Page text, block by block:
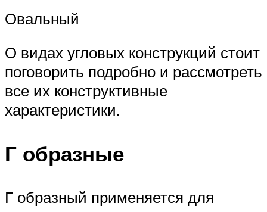
Овальный
О видах угловых конструкций стоит
поговорить подробно и рассмотреть
все их конструктивные
характеристики.
Г образные
Г образный применяется для